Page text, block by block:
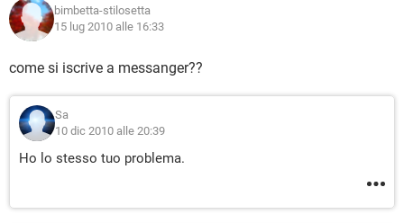
bimbetta-stilosetta
15 lug 2010 alle 16:33
come si iscrive a messanger??
Sa
10 dic 2010 alle 20:39
Ho lo stesso tuo problema.